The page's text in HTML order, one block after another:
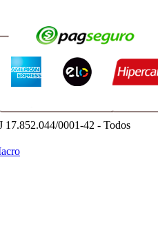
0001-42 - Todos